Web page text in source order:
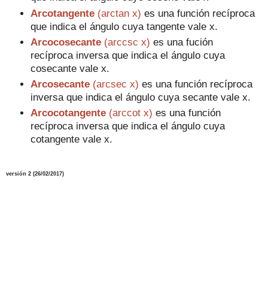
Arcotangente (arctan x) es una función recíproca
que indica el ángulo cuya tangente vale x.
Arcocosecante (arccsc x) es una fución
recíproca inversa que indica el ángulo cuya
cosecante vale x.
Arcosecante (arcsec x) es una función recíproca
inversa que indica el ángulo cuya secante vale x.
Arcocotangente (arccot x) es una función
recíproca inversa que indica el ángulo cuya
cotangente vale x.
versión 2 (26/02/2017)